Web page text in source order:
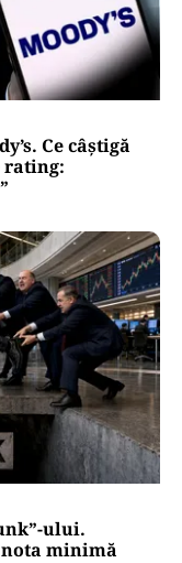
Ce câștigă
rating:
ului.
minimă